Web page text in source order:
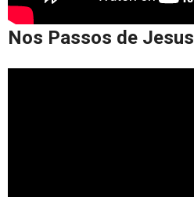
Nos Passos de Jesus